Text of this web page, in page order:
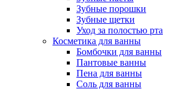
Зубные порошки
Зубные щетки
Уход за полостью рта
Косметика для ванны
Бомбочки для ванны
Пантовые ванны
Пена для ванны
Соль для ванны